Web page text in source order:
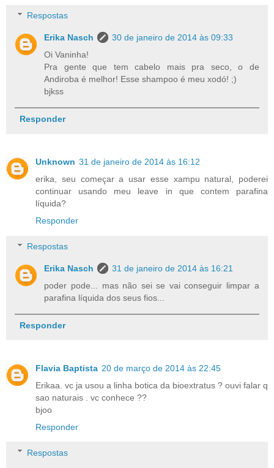
Respostas
Erika Nasch
30 de janeiro de 2014 às 09:33
Oi Vaninha!
Pra gente que tem cabelo mais pra seco, o de
Andiroba é melhor! Esse shampoo é meu xodó! ;)
bjkss
Responder
Unknown 31 de janeiro de 2014 às 16:12
erika, seu começar a usar esse xampu natural, poderei
continuar usando meu leave in que contem parafina
líquida?
Responder
Respostas
Erika Nasch
31 de janeiro de 2014 às 16:21
poder pode... mas não sei se vai conseguir limpar a
parafina líquida dos seus fios...
Responder
Flavia Baptista 20 de março de 2014 às 22:45
Erikaa. vc ja usou a linha botica da bioextratus ? ouvi falar q
sao naturais . vc conhece ??
bjoo
Responder
Respostas